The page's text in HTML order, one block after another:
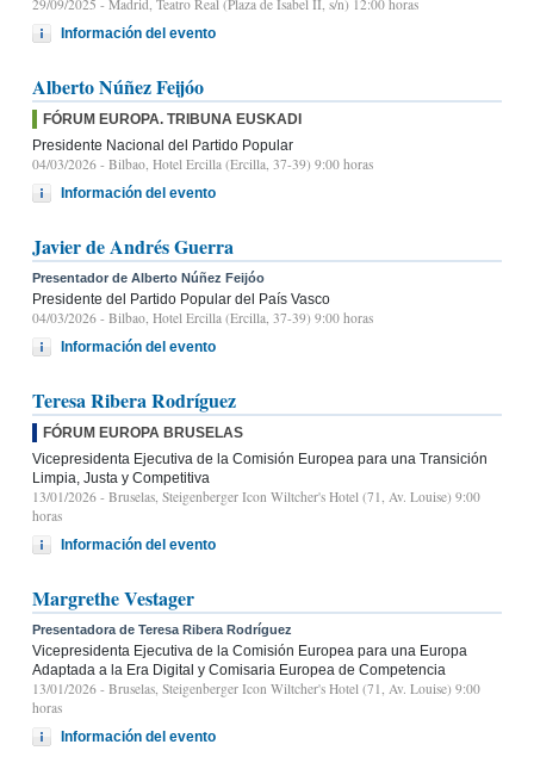
29/09/2025 - Madrid, Teatro Real (Plaza de Isabel II, s/n) 12:00 horas
Información del evento
Alberto Núñez Feijóo
FÓRUM EUROPA. TRIBUNA EUSKADI
Presidente Nacional del Partido Popular
04/03/2026 - Bilbao, Hotel Ercilla (Ercilla, 37-39) 9:00 horas
Información del evento
Javier de Andrés Guerra
Presentador de Alberto Núñez Feijóo
Presidente del Partido Popular del País Vasco
04/03/2026 - Bilbao, Hotel Ercilla (Ercilla, 37-39) 9:00 horas
Información del evento
Teresa Ribera Rodríguez
FÓRUM EUROPA BRUSELAS
Vicepresidenta Ejecutiva de la Comisión Europea para una Transición
Limpia, Justa y Competitiva
13/01/2026 - Bruselas, Steigenberger Icon Wiltcher's Hotel (71, Av. Louise) 9:00
horas
Información del evento
Margrethe Vestager
Presentadora de Teresa Ribera Rodríguez
Vicepresidenta Ejecutiva de la Comisión Europea para una Europa
Adaptada a la Era Digital y Comisaria Europea de Competencia
13/01/2026 - Bruselas, Steigenberger Icon Wiltcher's Hotel (71, Av. Louise) 9:00
horas
Información del evento